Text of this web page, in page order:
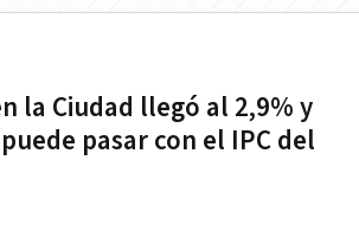
la Ciudad llegó al 2,9% y
pasar con el IPC del